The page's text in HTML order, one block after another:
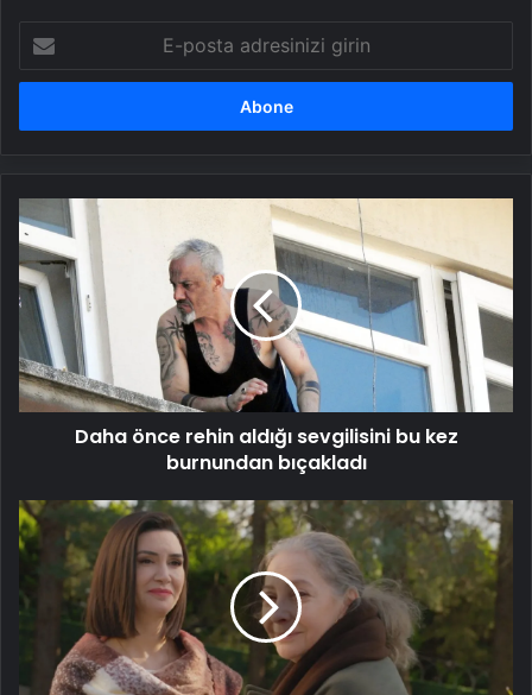
posta
adresinizi
önce
rehin
aldığı
sevgilisini
bu
kez
burnundan
bıçakladı
Daha önce rehin aldığı sevgilisini bu kez
burnundan bıçakladı
"Kardelenler"in
heyecan
üçüncü
tanıtımı
izleyiciyle
buluştu!